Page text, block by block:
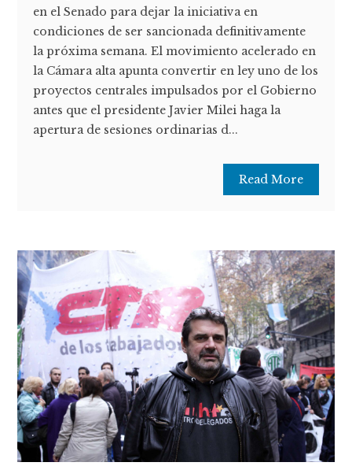
en el Senado para dejar la iniciativa en
condiciones de ser sancionada definitivamente
la próxima semana. El movimiento acelerado en
la Cámara alta apunta convertir en ley uno de los
proyectos centrales impulsados por el Gobierno
antes que el presidente Javier Milei haga la
apertura de sesiones ordinarias d...
Read More